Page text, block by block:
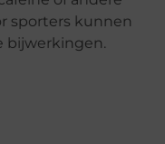
sporters kunnen
bijwerkingen.